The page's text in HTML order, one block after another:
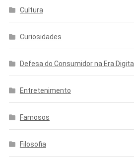
Cultura
Curiosidades
Defesa do Consumidor na Era Digital
Entretenimento
Famosos
Filosofia